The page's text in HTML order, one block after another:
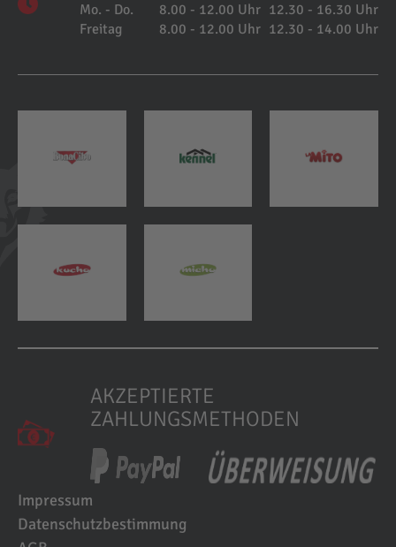
Mo. - Do. 8.00 - 12.00 Uhr 12.30 - 16.30 Uhr
Freitag
8.00 - 12.00 Uhr 12.30 - 14.00 Uhr
AKZEPTIERTE
ZAHLUNGSMETHODEN
Impressum
Datenschutzbestimmung